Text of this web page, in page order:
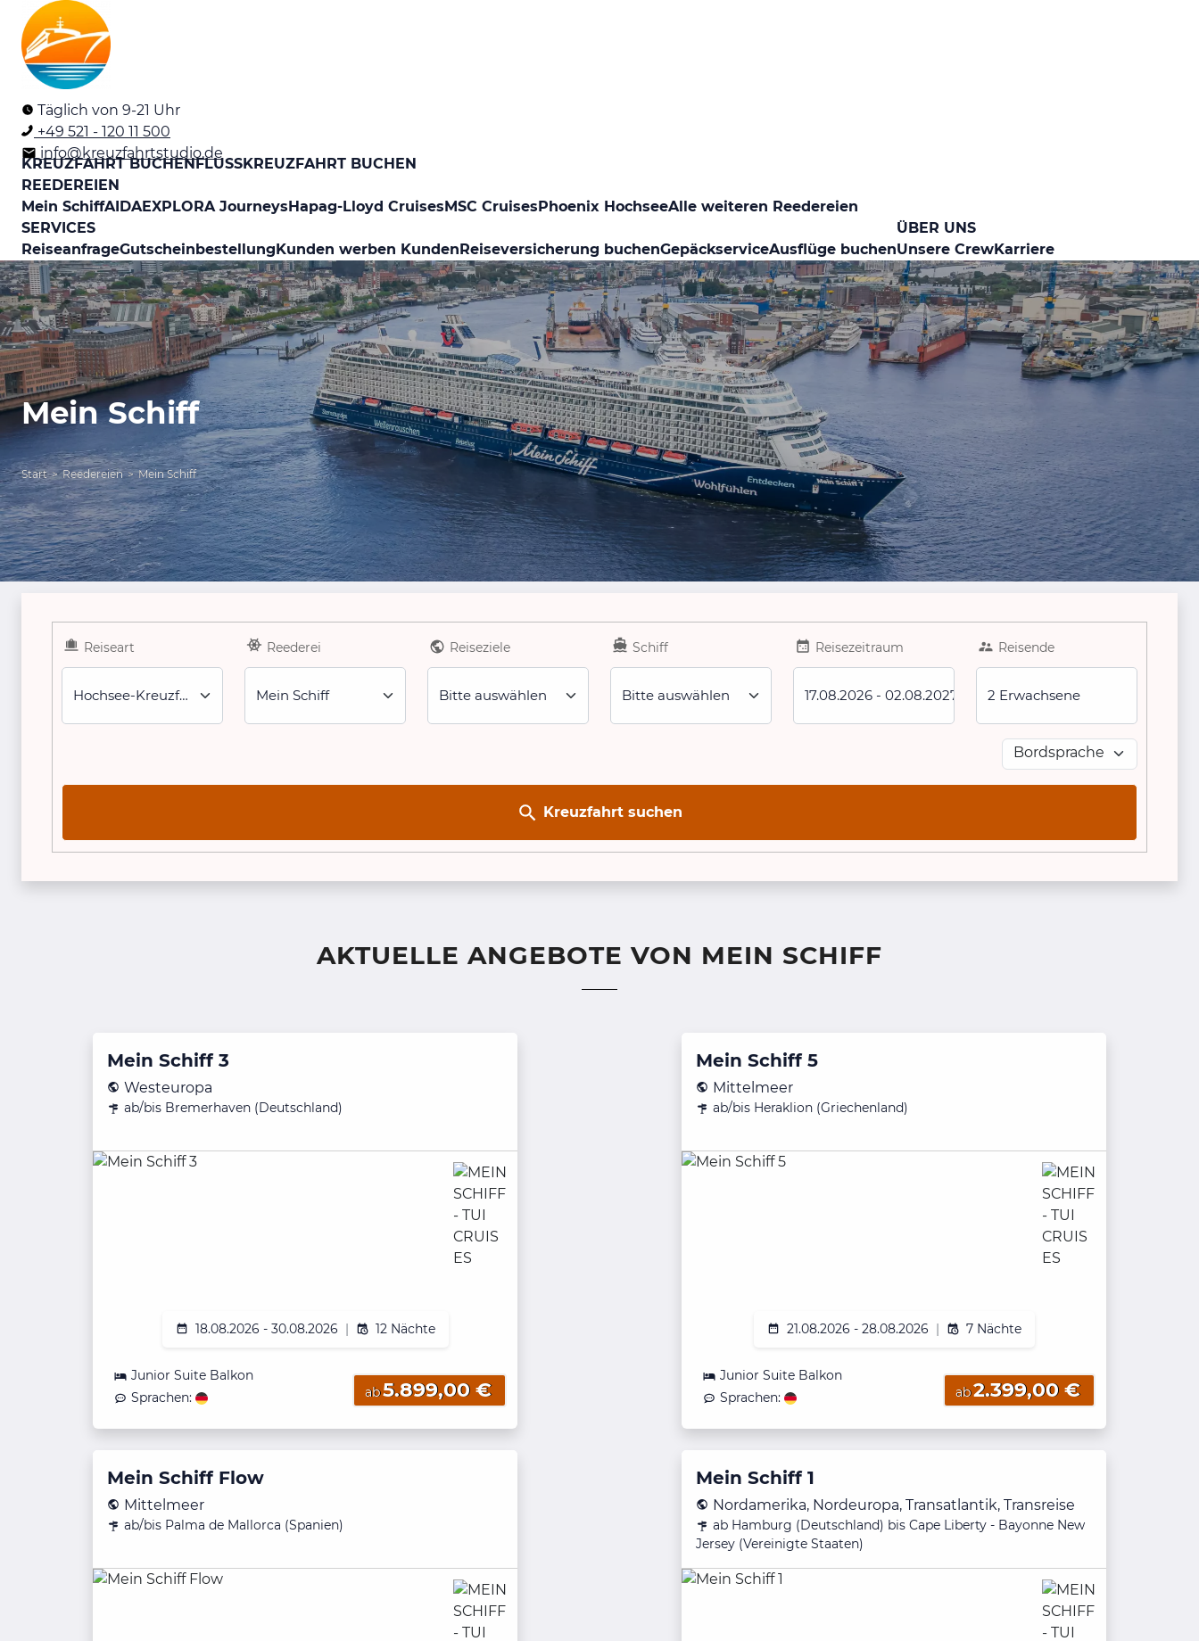
Täglich von 9-21 Uhr
+49 521 - 120 11 500
info@kreuzfahrtstudio.de
KREUZFAHRT BUCHENFLUSSKREUZFAHRT BUCHEN
REEDEREIEN
Mein SchiffAIDAEXPLORA JourneysHapag-Lloyd CruisesMSC CruisesPhoenix HochseeAlle weiteren Reedereien
SERVICES
ReiseanfrageGutscheinbestellungKunden werben KundenReiseversicherung buchenGepäckserviceAusflüge buchen
ÜBER UNS
Unsere CrewKarriere
Mein Schiff
Start Reedereien Mein Schiff
Reiseart
Hochsee-Kreuzfahrt (Alle)
Reederei
Mein Schiff
Reiseziele
Bitte auswählen
Schiff
Bitte auswählen
Reisezeitraum
17.08.2026 - 02.08.2027
Reisende
2 Erwachsene
Kreuzfahrt suchen
AKTUELLE ANGEBOTE VON MEIN SCHIFF
Mein Schiff 3
Westeuropa
ab/bis Bremerhaven (Deutschland)
18.08.2026 - 30.08.2026 | 12 Nächte
Junior Suite Balkon
Sprachen:
ab5.899,00 €
Mein Schiff 5
Mittelmeer
ab/bis Heraklion (Griechenland)
21.08.2026 - 28.08.2026 | 7 Nächte
Junior Suite Balkon
Sprachen:
ab2.399,00 €
Mein Schiff Flow
Mittelmeer
ab/bis Palma de Mallorca (Spanien)
Mein Schiff 1
Nordamerika, Nordeuropa, Transatlantik, Transreise
ab Hamburg (Deutschland) bis Cape Liberty - Bayonne New
Jersey (Vereinigte Staaten)